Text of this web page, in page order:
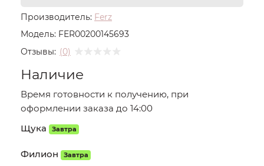
Производитель: Ferz
Модель: FER00200145693
Отзывы: (0)
Наличие
Время готовности к получению, при
оформлении заказа до 14:00
Щука
Завтра
Филион Завтра